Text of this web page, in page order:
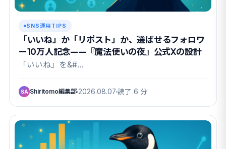
SNS運用TIPS
「いいね」か「リポスト」か、選ばせるフォロワ
ー10万人記念——『魔法使いの夜』公式Xの設計
「いいね」を&#…
SA Shiritomo編集部 2026.08.07 読了 6 分